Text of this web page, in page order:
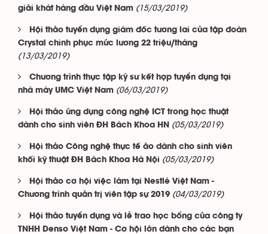
giải khát hàng đầu Việt Nam (15/03/2019)
Hội thảo tuyển dụng giám đốc tương lai của tập đoàn
Crystal chinh phục mức lương 22 triệu/tháng
(13/03/2019)
Chương trình thực tập kỹ sư kết hợp tuyển dụng tại
nhà máy UMC Việt Nam (06/03/2019)
Hội thảo ứng dụng công nghệ ICT trong học thuật
dành cho sinh viên ĐH Bách Khoa HN
(05/03/2019)
Hội thảo Công nghệ thực tế ảo dành cho sinh viên
khối kỹ thuật ĐH Bách Khoa Hà Nội (05/03/2019)
Hội thảo cơ hội việc làm tại Nestlé Việt Nam -
Chương trình quản trị viên tập sự 2019 (04/03/2019)
Hội thảo tuyển dụng và lễ trao học bổng của công ty
TNHH Denso Việt Nam - Cơ hội lớn dành cho các bạn